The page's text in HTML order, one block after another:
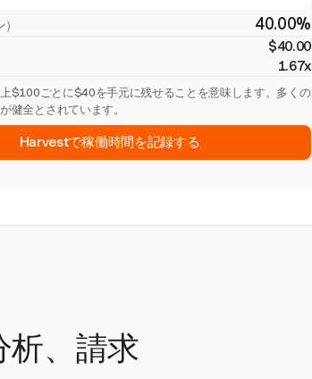
40.00%
$40.00
1.67x
$100ごとに$40を手元に残せることを意味します。多くの
健全とされています。
Harvestで稼働時間を記録する
析、請求